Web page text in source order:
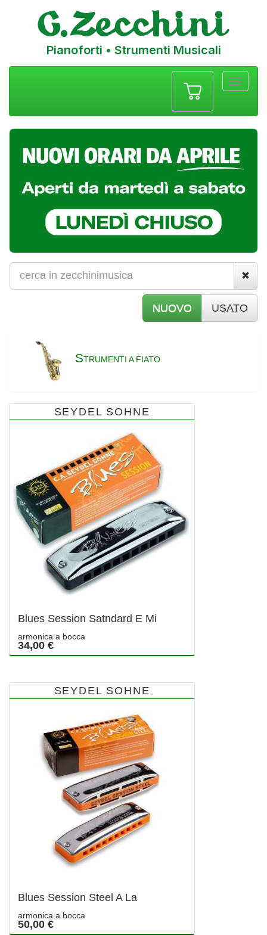
Pianoforti • Strumenti Musicali
NUOVO USATO
STRUMENTI A FIATO
SEYDEL SOHNE
Blues Session Satndard E Mi
armonica a bocca
34,00 €
SEYDEL SOHNE
Blues Session Steel A La
armonica a bocca
50,00 €